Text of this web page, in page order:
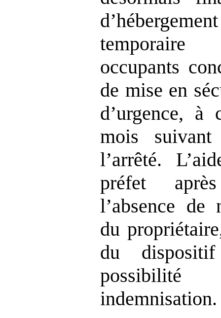
temporaire
occupants
de mise en
d’urgence, à
mois
l’arrêté.
préfet
l’absence de
du
du
indemnisation.